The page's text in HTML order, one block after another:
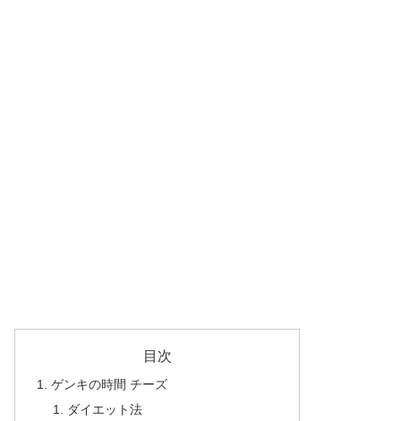
目次
ゲンキの時間 チーズ
ダイエット法